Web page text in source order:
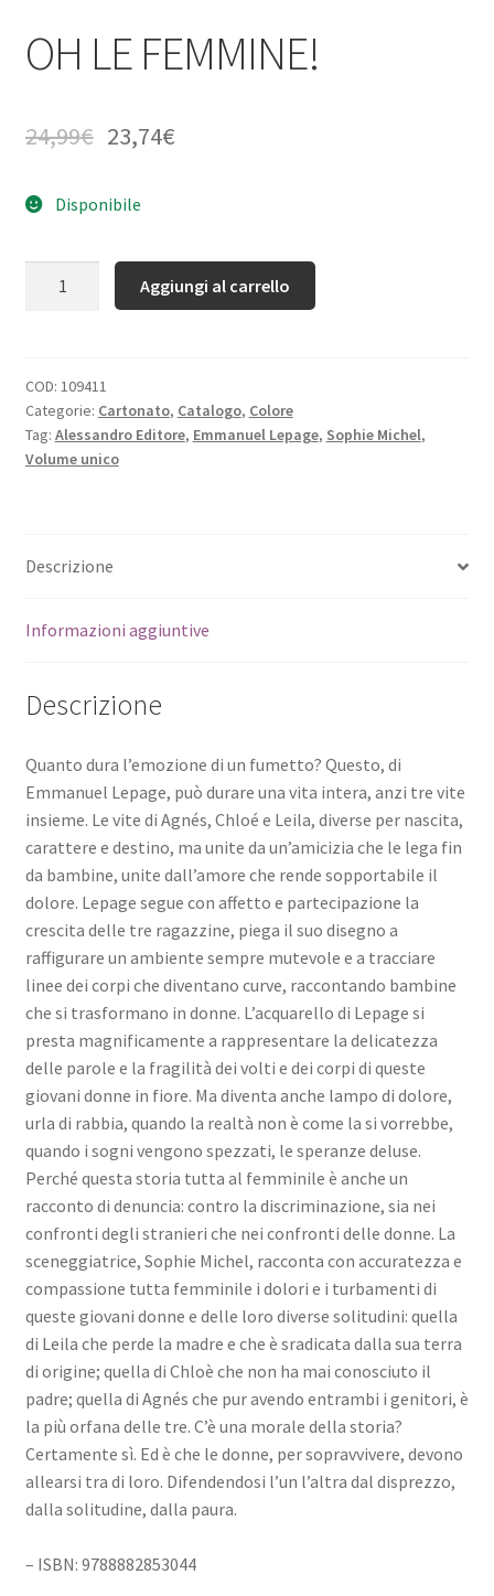
OH LE FEMMINE!
24,99€ 23,74€
Disponibile
Aggiungi al carrello
COD: 109411
Categorie: Cartonato, Catalogo, Colore
Tag: Alessandro Editore, Emmanuel Lepage, Sophie Michel,
Volume unico
Descrizione
Informazioni aggiuntive
Descrizione
Quanto dura l’emozione di un fumetto? Questo, di
Emmanuel Lepage, può durare una vita intera, anzi tre vite
insieme. Le vite di Agnés, Chloé e Leila, diverse per nascita,
carattere e destino, ma unite da un’amicizia che le lega fin
da bambine, unite dall’amore che rende sopportabile il
dolore. Lepage segue con affetto e partecipazione la
crescita delle tre ragazzine, piega il suo disegno a
raffigurare un ambiente sempre mutevole e a tracciare
linee dei corpi che diventano curve, raccontando bambine
che si trasformano in donne. L’acquarello di Lepage si
presta magnificamente a rappresentare la delicatezza
delle parole e la fragilità dei volti e dei corpi di queste
giovani donne in fiore. Ma diventa anche lampo di dolore,
urla di rabbia, quando la realtà non è come la si vorrebbe,
quando i sogni vengono spezzati, le speranze deluse.
Perché questa storia tutta al femminile è anche un
racconto di denuncia: contro la discriminazione, sia nei
confronti degli stranieri che nei confronti delle donne. La
sceneggiatrice, Sophie Michel, racconta con accuratezza e
compassione tutta femminile i dolori e i turbamenti di
queste giovani donne e delle loro diverse solitudini: quella
di Leila che perde la madre e che è sradicata dalla sua terra
di origine; quella di Chloè che non ha mai conosciuto il
padre; quella di Agnés che pur avendo entrambi i genitori, è
la più orfana delle tre. C’è una morale della storia?
Certamente sì. Ed è che le donne, per sopravvivere, devono
allearsi tra di loro. Difendendosi l’un l’altra dal disprezzo,
dalla solitudine, dalla paura.
– ISBN: 9788882853044